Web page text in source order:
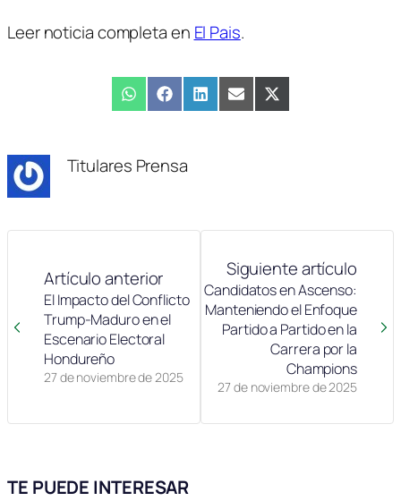
Leer noticia completa en El Pais.
Compartir
en
WhatsAppCompartir
en
FacebookCompartir
en
LinkedInCompartir
en
EmailCompartir
en
X
(Twitter)
Titulares Prensa
Artículo anterior
27 de noviembre de 2025
El Impacto del Conflicto
Trump-Maduro en el
Escenario Electoral
Hondureño
Siguiente artículo
27 de noviembre de 2025
Candidatos en Ascenso:
Manteniendo el Enfoque
Partido a Partido en la
Carrera por la
Champions
TE PUEDE INTERESAR